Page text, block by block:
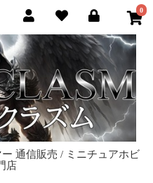
0
通信販売 / ミニチュアホビ
店